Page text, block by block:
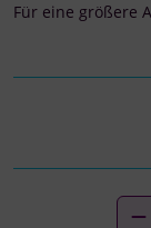
Für eine größere